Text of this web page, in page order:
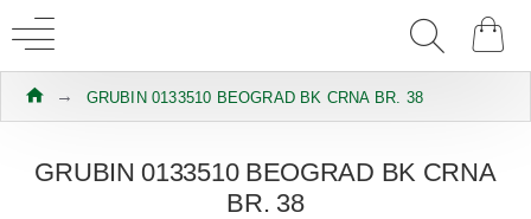
GRUBIN 0133510 BEOGRAD BK CRNA BR. 38
GRUBIN 0133510 BEOGRAD BK CRNA
BR. 38